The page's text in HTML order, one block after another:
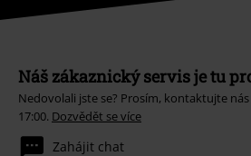
Náš zákaznický servis je tu
Nedovolali jste se? Prosím, kontaktujte
17:00. Dozvědět se více
Zahájit chat